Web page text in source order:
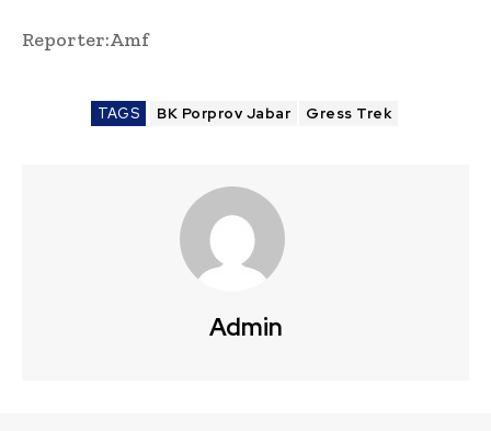
Reporter:Amf
TAGS BK Porprov Jabar Gress Trek
Admin